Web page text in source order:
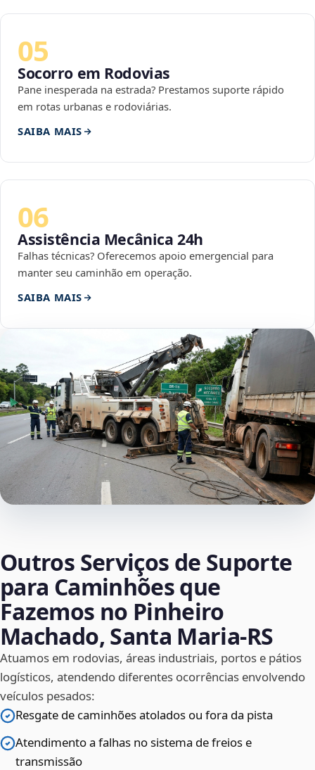
05
Socorro em Rodovias
Pane inesperada na estrada? Prestamos suporte rápido
em rotas urbanas e rodoviárias.
SAIBA MAIS
06
Assistência Mecânica 24h
Falhas técnicas? Oferecemos apoio emergencial para
manter seu caminhão em operação.
SAIBA MAIS
Outros Serviços de Suporte
para Caminhões que
Fazemos no Pinheiro
Machado, Santa Maria‑RS
Atuamos em rodovias, áreas industriais, portos e pátios
logísticos, atendendo diferentes ocorrências envolvendo
veículos pesados:
Resgate de caminhões atolados ou fora da pista
Atendimento a falhas no sistema de freios e
transmissão